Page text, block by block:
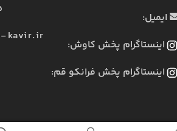
ایمیل:
kavir.ir
اینستاگرام پخش کاوش:
اینستاگرام پخش فرانکو قم: